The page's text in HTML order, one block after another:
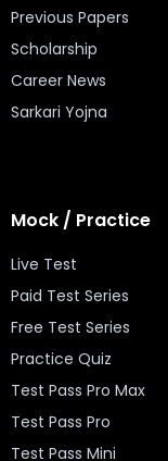
Previous Papers
Scholarship
Career News
Sarkari Yojna
Mock / Practice
Live Test
Paid Test Series
Free Test Series
Practice Quiz
Test Pass Pro Max
Test Pass Pro
Test Pass Mini